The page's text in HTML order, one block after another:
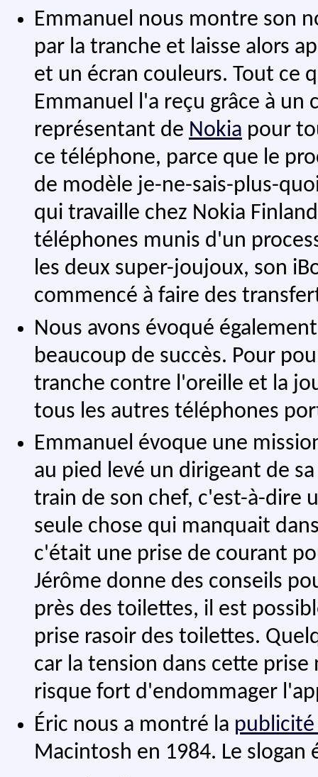
Emmanuel nous montre son
par la tranche et laisse alors
et un écran couleurs. Tout ce
Emmanuel l'a reçu grâce à un
représentant de Nokia pour
ce téléphone, parce que le
de modèle je-ne-sais-plus-
qui travaille chez Nokia
téléphones munis d'un
les deux super-joujoux, son
commencé à faire des
Nous avons évoqué
beaucoup de succès. Pour
tranche contre l'oreille et la
tous les autres téléphones
Emmanuel évoque une
au pied levé un dirigeant de
train de son chef, c'est-à-dire
seule chose qui manquait
c'était une prise de courant
Jérôme donne des conseils
près des toilettes, il est
prise rasoir des toilettes.
car la tension dans cette
risque fort d'endommager
Éric nous a montré la
Macintosh en 1984. Le slogan